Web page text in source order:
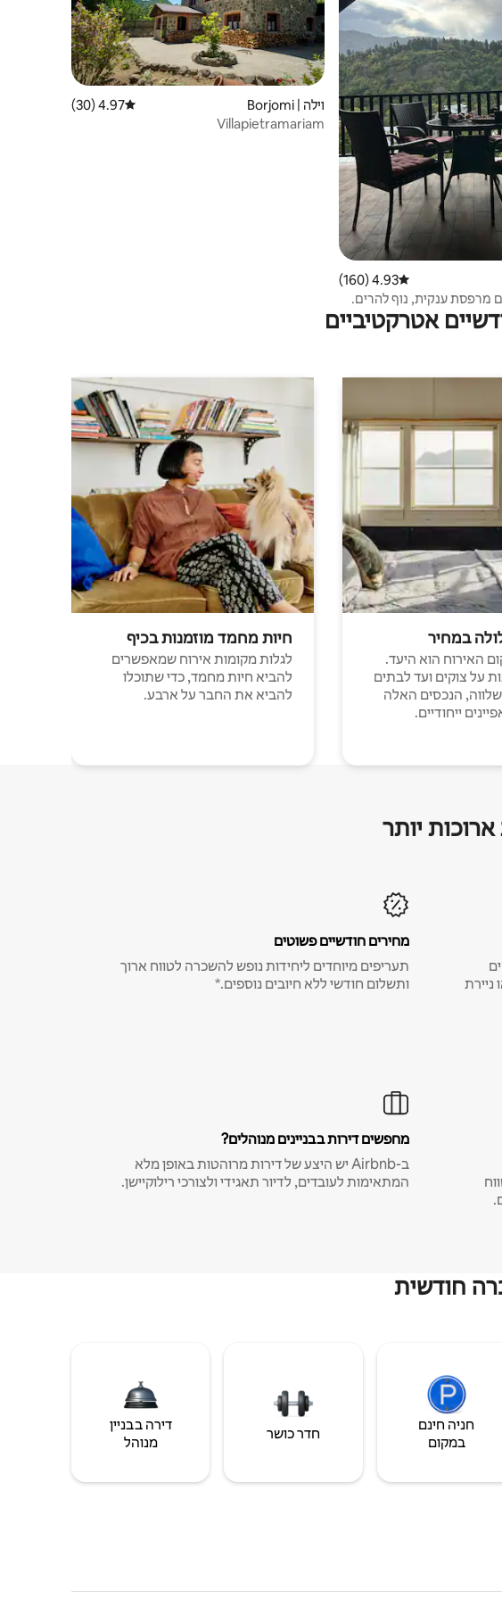
דירוג ממוצע של 4.93 מתוך 5, 160 ביקורות
4.93 (160)
מרפסת ענקית, נוף להרים.
וילה | Borjomi דירוג ממוצע של 4.97 מתוך 5, 30 ביקורות
4.97 (30)
Villapietramariam
אטרקטיביים
במחיר
האירוח הוא היעד.
על צוקים ועד לבתים
הנכסים האלה
ייחודיים.
חיות מחמד מוזמנות בכיף
לגלות מקומות אירוח שמאפשרים
להביא חיות מחמד, כדי שתוכלו
להביא את החבר על ארבע.
יותר
ניירת
מחירים חודשיים פשוטים
תעריפים מיוחדים ליחידות נופש להשכרה לטווח ארוך
ותשלום חודשי ללא חיובים נוספים.*
מחפשים דירות בבניינים מנוהלים?
ב-Airbnb יש היצע של דירות מרוהטות באופן מלא
המתאימות לעובדים, לדיור תאגידי ולצורכי רילוקיישן.
חודשית
חניה חינם
במקום
חדר כושר
דירה בבניין
מנוהל